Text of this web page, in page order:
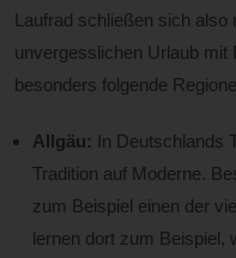
Laufrad schließen sich also
unvergesslichen Urlaub mit
besonders folgende
Allgäu: In Deutschlands
Tradition auf Moderne.
zum Beispiel einen der
lernen dort zum Beispiel,